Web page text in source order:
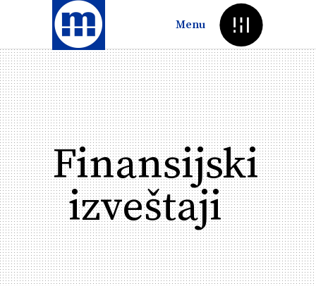
Menu
Finansijski
izveštaji